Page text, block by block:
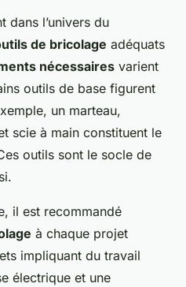
dans l’univers du
de bricolage adéquats
nécessaires varient
outils de base figurent
un marteau,
scie à main constituent le
outils sont le socle de
il est recommandé
à chaque projet
impliquant du travail
électrique et une